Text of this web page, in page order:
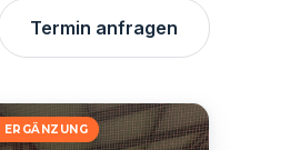
Termin anfragen